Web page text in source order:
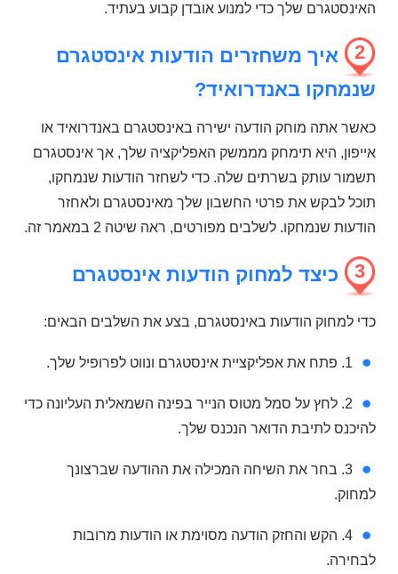
האינסטגרם שלך כדי למנוע אובדן קבוע בעתיד.
2
איך משחזרים הודעות אינסטגרם
שנמחקו באנדרואיד?
כאשר אתה מוחק הודעה ישירה באינסטגרם באנדרואיד או
אייפון, היא תימחק מממשק האפליקציה שלך, אך אינסטגרם
תשמור עותק בשרתים שלה. כדי לשחזר הודעות שנמחקו,
תוכל לבקש את פרטי החשבון שלך מאינסטגרם ולאחזר
הודעות שנמחקו. לשלבים מפורטים, ראה שיטה 2 במאמר זה.
3 כיצד למחוק הודעות אינסטגרם
כדי למחוק הודעות באינסטגרם, בצע את השלבים הבאים:
1. פתח את אפליקציית אינסטגרם ונווט לפרופיל שלך.
2. לחץ על סמל מטוס הנייר בפינה השמאלית העליונה כדי
להיכנס לתיבת הדואר הנכנס שלך.
3. בחר את השיחה המכילה את ההודעה שברצונך
למחוק.
4. הקש והחזק הודעה מסוימת או הודעות מרובות
לבחירה.